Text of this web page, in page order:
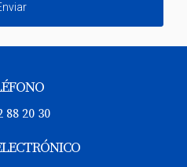
88 20 30